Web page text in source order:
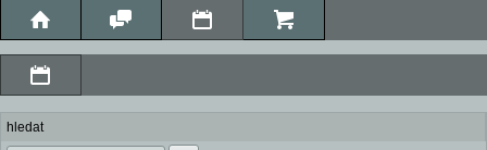
hledat